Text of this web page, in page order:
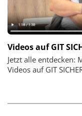
Videos auf GIT
Jetzt alle entdecken:
Videos auf GIT